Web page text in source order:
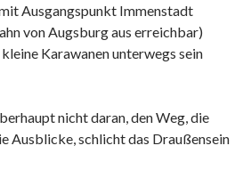
Ausgangspunkt Immenstadt
von Augsburg aus erreichbar)
Karawanen unterwegs sein
nicht daran, den Weg, die
Ausblicke, schlicht das Draußensein